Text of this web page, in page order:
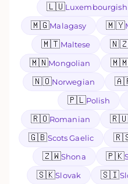
🇱🇺Luxembourgish
🇲🇬Malagasy 🇲🇾
🇲🇹Maltese
🇲🇳Mongolian
🇳🇴Norwegian
🇵🇱Polish
🇷🇴Romanian 🇷🇺
🇬🇧Scots Gaelic
🇿🇼Shona 🇵🇰
🇸🇰Slovak 🇸🇮